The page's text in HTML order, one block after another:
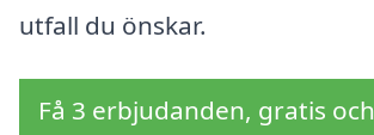
utfall du önskar.
Få 3 erbjudanden, gratis